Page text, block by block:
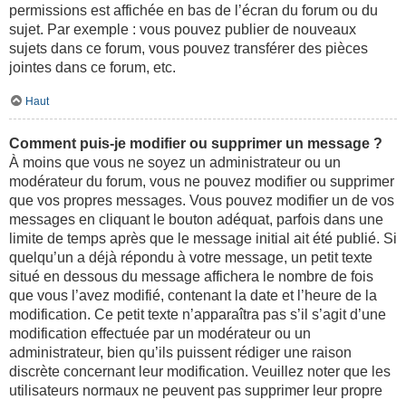
permissions est affichée en bas de l’écran du forum ou du
sujet. Par exemple : vous pouvez publier de nouveaux
sujets dans ce forum, vous pouvez transférer des pièces
jointes dans ce forum, etc.
Haut
Comment puis-je modifier ou supprimer un message ?
À moins que vous ne soyez un administrateur ou un
modérateur du forum, vous ne pouvez modifier ou supprimer
que vos propres messages. Vous pouvez modifier un de vos
messages en cliquant le bouton adéquat, parfois dans une
limite de temps après que le message initial ait été publié. Si
quelqu’un a déjà répondu à votre message, un petit texte
situé en dessous du message affichera le nombre de fois
que vous l’avez modifié, contenant la date et l’heure de la
modification. Ce petit texte n’apparaîtra pas s’il s’agit d’une
modification effectuée par un modérateur ou un
administrateur, bien qu’ils puissent rédiger une raison
discrète concernant leur modification. Veuillez noter que les
utilisateurs normaux ne peuvent pas supprimer leur propre